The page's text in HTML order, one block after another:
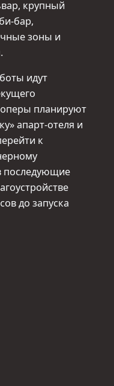
крупный
бар,
зоны и
идут
планируют
апарт-отеля и
к
последующие
до запуска